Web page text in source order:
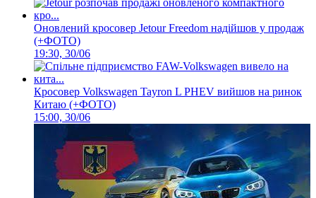
Оновлений кросовер Jetour Freedom надійшов у продаж
(+ФОТО)
19:30, 30/06
Кросовер Volkswagen Tayron L PHEV вийшов на ринок
Китаю (+ФОТО)
15:00, 30/06